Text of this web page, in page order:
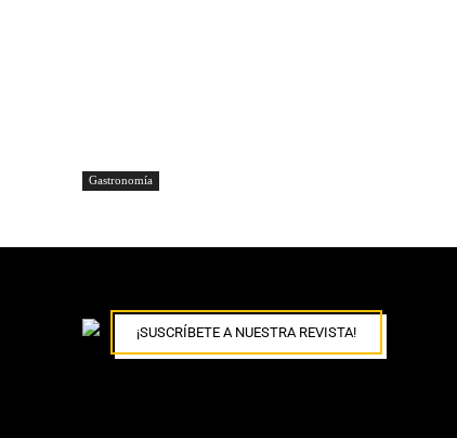
Gastronomía
¡SUSCRÍBETE A NUESTRA REVISTA!